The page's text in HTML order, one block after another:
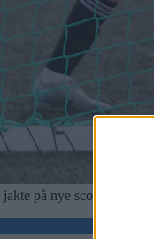
jakte på nye scoringer